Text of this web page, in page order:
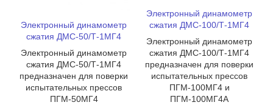
Электронный динамометр
сжатия ДМС-50/Т-1МГ4
Электронный динамометр
сжатия ДМС-50/Т-1МГ4
предназначен для поверки
испытательных прессов
ПГМ-50МГ4
Электронный динамометр
сжатия ДМС-100/Т-1МГ4
Электронный динамометр
сжатия ДМС-100/Т-1МГ4
предназначен для поверки
испытательных прессов
ПГМ-100МГ4 и
ПГМ-100МГ4А